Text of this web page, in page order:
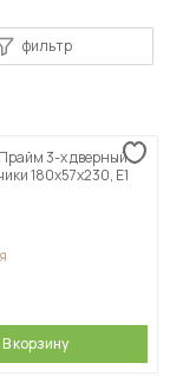
фильтр
3-х дверный
180х57х230, Е1
В корзину